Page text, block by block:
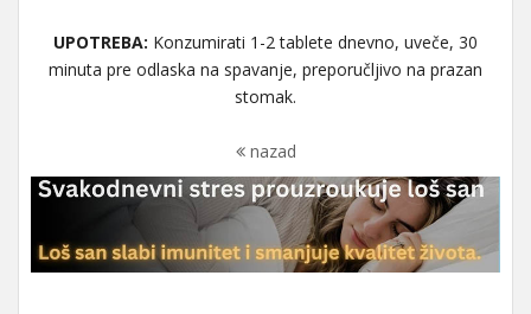
UPOTREBA: Konzumirati 1-2 tablete dnevno, uveče, 30
minuta pre odlaska na spavanje, preporučljivo na prazan
stomak.
nazad